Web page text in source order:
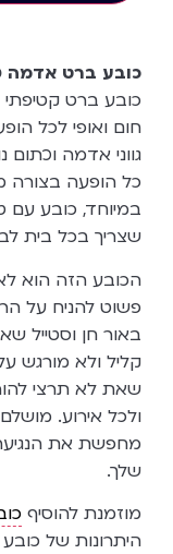
כובע ברט אדמה
כובע ברט
חום ואופי לכל
גווני אדמה
כל הופעה בצורה
במיוחד, כובע עם
שצריך בכל בית
הכובע הזה הוא
פשוט להניח על
באור חן וסטייל
קליל ולא מורגש
שאת לא תרצי
ולכל אירוע.
מחפשת את
שלך.
מוזמנת להוסיף
היתרונות של